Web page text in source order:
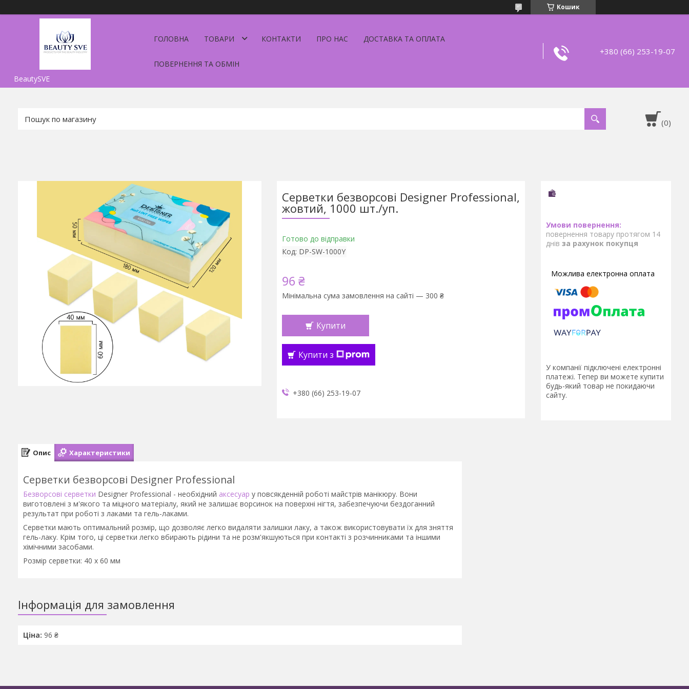
Кошик
BeautySVE
ГОЛОВНА ТОВАРИ КОНТАКТИ ПРО НАС ДОСТАВКА ТА ОПЛАТА
ПОВЕРНЕННЯ ТА ОБМІН
+380 (66) 253-19-07
Серветки безворсові Designer Professional,
жовтий, 1000 шт./уп.
Готово до відправки
Код: DP-SW-1000Y
96 ₴
Мінімальна сума замовлення на сайті — 300 ₴
Купити
Купити з
+380 (66) 253-19-07
повернення товару протягом 14
днів за рахунок покупця
У компанії підключені електронні
платежі. Тепер ви можете купити
будь-який товар не покидаючи
сайту.
Опис Характеристики
Серветки безворсові Designer Professional
Безворсові серветки Designer Professional - необхідний аксесуар у повсякденній роботі майстрів манікюру. Вони
виготовлені з м'якого та міцного матеріалу, який не залишає ворсинок на поверхні нігтя, забезпечуючи бездоганний
результат при роботі з лаками та гель-лаками.
Серветки мають оптимальний розмір, що дозволяє легко видаляти залишки лаку, а також використовувати їх для зняття
гель-лаку. Крім того, ці серветки легко вбирають рідини та не розм'якшуються при контакті з розчинниками та іншими
хімічними засобами.
Розмір серветки: 40 х 60 мм
Інформація для замовлення
Ціна: 96 ₴